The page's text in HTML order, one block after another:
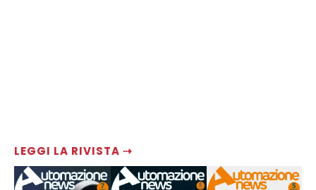
LEGGI LA RIVISTA ⇢